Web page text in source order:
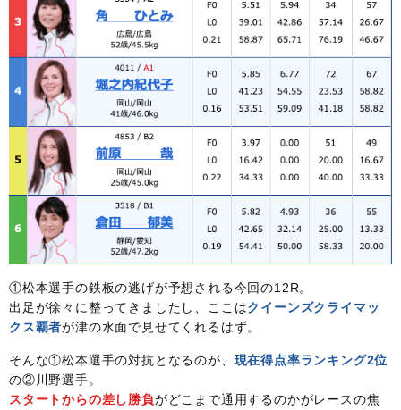
①松本選手の鉄板の逃げが予想される今回の12R。
出足が徐々に整ってきましたし、ここはクイーンズクライマッ
クス覇者が津の水面で見せてくれるはず。
そんな①松本選手の対抗となるのが、 現在得点率ランキング2位
の②川野選手。
スタートからの差し勝負がどこまで通用するのかがレースの焦